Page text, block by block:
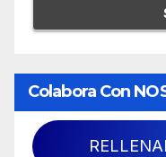
Colabora Con